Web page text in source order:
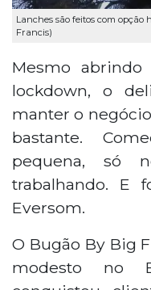
Lanches são feitos com
Francis)
Mesmo
lockdown, o
manter o
bastante.
pequena, só
trabalhando. E
Eversom.
O Bugão By Big
modesto no